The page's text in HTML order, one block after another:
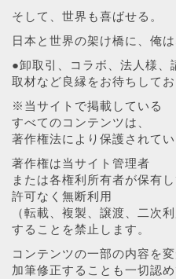
そして、世界も喜ばせる。
日本と世界の架け橋に、俺
●卸取引、コラボ、法人様、
取材など良縁をお待ちしてお
※当サイトで掲載している
すべてのコンテンツは、
著作権法により保護されてい
著作権は当サイト管理者
または各権利所有者が保有し
許可なく無断利用
（転載、複製、譲渡、二次利
することを禁止します。
コンテンツの一部の内容を変
加筆修正することも一切認め